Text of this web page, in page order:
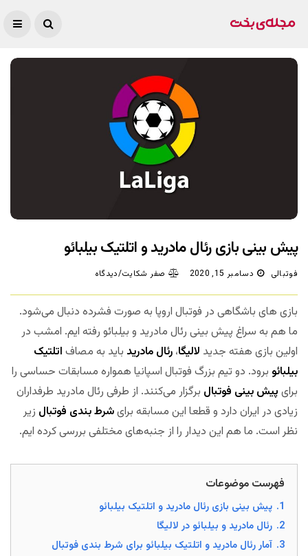
پیش بینی بازی رئال مادرید و اتلتیک بیلبائو
فوتبالی دسامبر 15, 2020 صفر شکایت/دیدگاه
بازی های باشگاهی در فوتبال اروپا به صورت فشرده دنبال می‌شود.
ما هم به سراغ پیش بینی رئال مادرید و بیلبائو رفته ایم. امشب در
اولین بازی هفته جدید لالیگا، رئال مادرید باید به مصاف اتلتیک
بیلبائو برود. دو تیم بزرگ فوتبال اسپانیا همواره مسابقات حساسی را
برای پیش بینی فوتبال برگزار می‌کنند. از طرفی رئال مادرید طرفداران
زیادی در ایران دارد و قطعا این مسابقه برایشرط بندی فوتبال زیر
نظر است. ما هم این دیدار را از جنبه‌های مختلفی بررسی کرده ایم.
فهرست موضوعات
1. پیش بینی بازی رئال مادرید و اتلتیک بیلبائو
2. رئال مادرید و بیلبائو در لالیگا
3. آمار رئال مادرید و اتلتیک بیلبائو برای شرط بندی فوتبال